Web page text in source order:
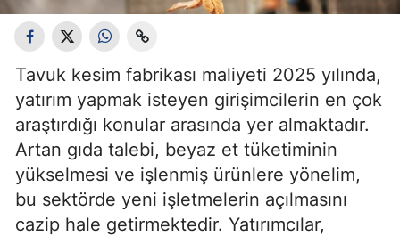
Tavuk kesim fabrikası maliyeti 2025 yılında,
yatırım yapmak isteyen girişimcilerin en çok
araştırdığı konular arasında yer almaktadır.
Artan gıda talebi, beyaz et tüketiminin
yükselmesi ve işlenmiş ürünlere yönelim,
bu sektörde yeni işletmelerin açılmasını
cazip hale getirmektedir. Yatırımcılar,